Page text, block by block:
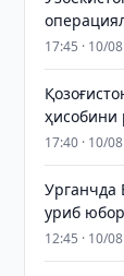
17:45 · 10/08
17:40 · 10/08
Урганчда
уриб
12:45 · 10/08